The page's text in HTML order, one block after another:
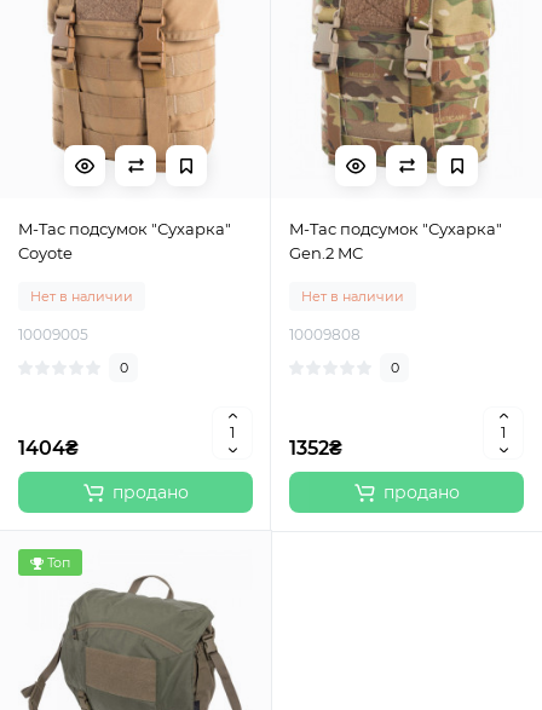
M-Tac подсумок "Сухарка"
Coyote
Нет в наличии
10009005
0
1404₴
продано
M-Tac подсумок "Сухарка"
Gen.2 MC
Нет в наличии
10009808
0
1352₴
продано
Топ